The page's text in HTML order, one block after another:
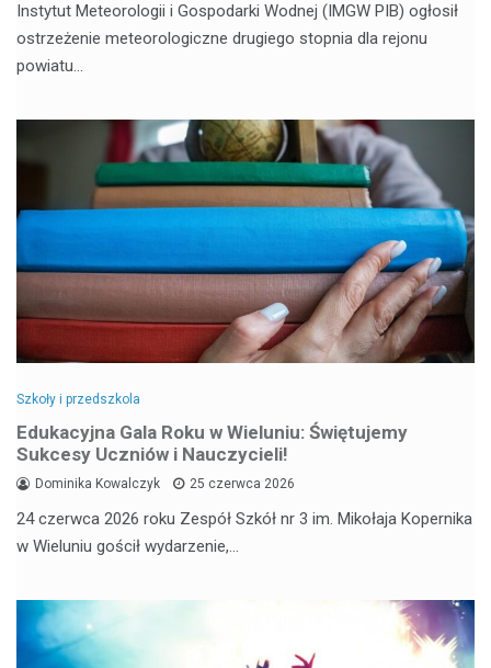
Instytut Meteorologii i Gospodarki Wodnej (IMGW PIB) ogłosił
ostrzeżenie meteorologiczne drugiego stopnia dla rejonu
powiatu…
Szkoły i przedszkola
Edukacyjna Gala Roku w Wieluniu: Świętujemy
Sukcesy Uczniów i Nauczycieli!
Dominika Kowalczyk 25 czerwca 2026
24 czerwca 2026 roku Zespół Szkół nr 3 im. Mikołaja Kopernika
w Wieluniu gościł wydarzenie,…